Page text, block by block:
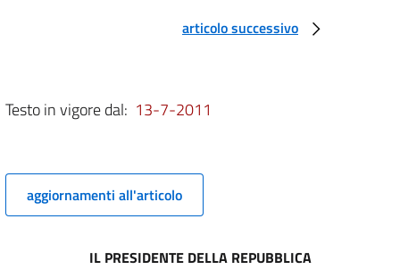
11
Allegati
Allegato 1
articolo successivo
Testo in vigore dal: 13-7-2011
aggiornamenti all'articolo
IL PRESIDENTE DELLA REPUBBLICA